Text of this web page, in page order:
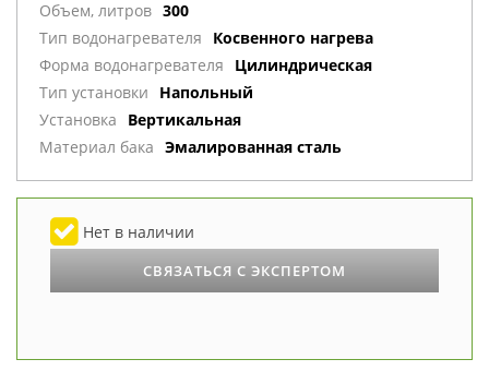
Объем, литров 300
Тип водонагревателя
Косвенного нагрева
Форма водонагревателя
Цилиндрическая
Тип установки
Напольный
Установка
Вертикальная
Материал бака Эмалированная сталь
Нет в наличии
СВЯЗАТЬСЯ С ЭКСПЕРТОМ